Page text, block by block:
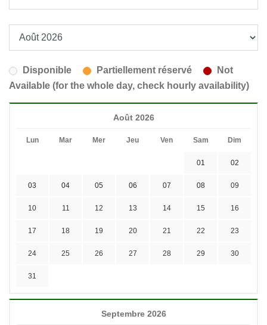
Disponible Partiellement réservé
Not
Available (for the whole day, check hourly availability)
Août 2026
Lun Mar Mer Jeu Ven Sam Dim
01 02
03 04 05 06 07 08 09
10 11 12 13 14 15 16
17 18 19 20 21 22 23
24 25 26 27 28 29 30
31
Septembre 2026